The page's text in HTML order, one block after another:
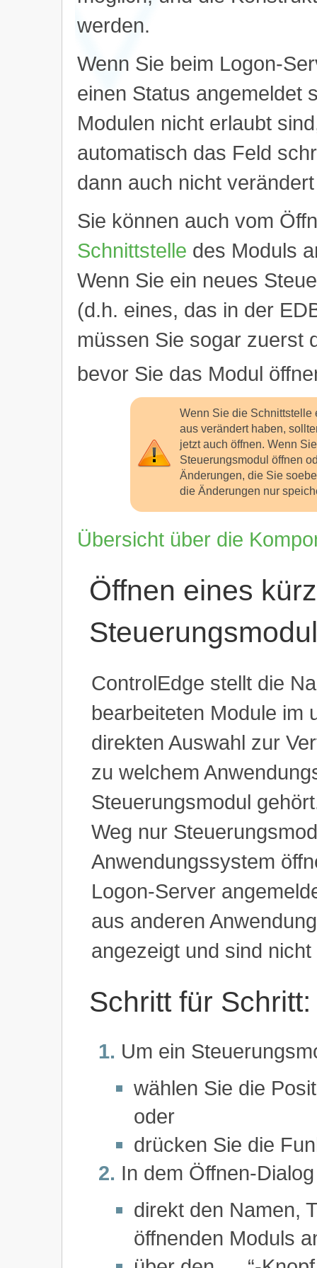
werden.
Wenn Sie beim Logon-
einen Status angemeldet
Modulen nicht erlaubt
automatisch das Feld
dann auch nicht
Sie können auch vom
Schnittstelle des Moduls
Wenn Sie ein neues
(d.h. eines, das in der
müssen Sie sogar zuerst
bevor Sie das Modul
Wenn Sie die Schnittstelle
aus verändert haben,
jetzt auch öffnen. Wenn
Steuerungsmodul öffnen
Änderungen, die Sie
die Änderungen nur
Übersicht über die
Öffnen eines
ControlEdge stellt die
bearbeiteten Module im
direkten Auswahl zur
zu welchem
Steuerungsmodul
Weg nur
Anwendungssystem
Logon-Server
aus anderen
angezeigt und sind
Schritt für
Um ein
wählen Sie die
oder
drücken Sie die
In dem Öffnen-
direkt den Namen,
öffnenden Moduls